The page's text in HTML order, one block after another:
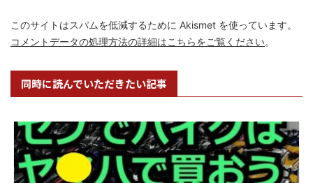
このサイトはスパムを低減するために Akismet を使っています。
コメントデータの処理方法の詳細はこちらをご覧ください。
同時に読んでいただきたい記事